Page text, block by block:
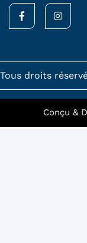
F
a
c
o
k
-
f
I
n
s
r
a
m
Tous droits
Conçu &